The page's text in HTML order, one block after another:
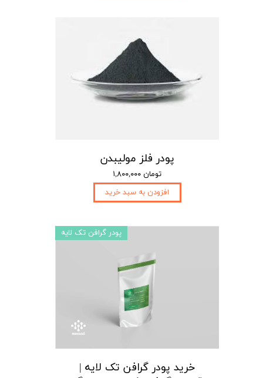
پودر فلز مولیبدن
۱,۸۰۰,۰۰۰ تومان
افزودن به سبد خرید
خرید پودر گرافن تک لایه |
پودر گرافن تک لایه